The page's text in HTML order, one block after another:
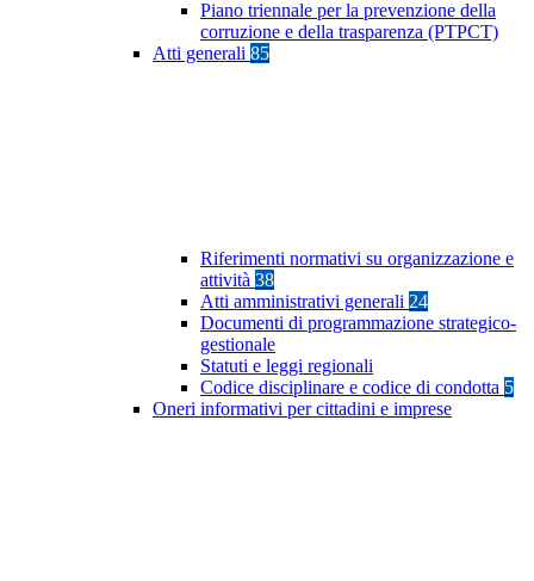
Piano triennale per la prevenzione della
corruzione e della trasparenza (PTPCT)
Atti generali 85
Riferimenti normativi su organizzazione e
attività 38
Atti amministrativi generali 24
Documenti di programmazione strategico-
gestionale
Statuti e leggi regionali
Codice disciplinare e codice di condotta 5
Oneri informativi per cittadini e imprese